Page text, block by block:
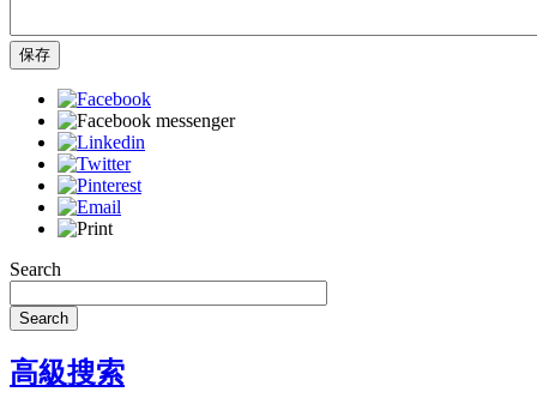
保存
Search
Search
高級搜索